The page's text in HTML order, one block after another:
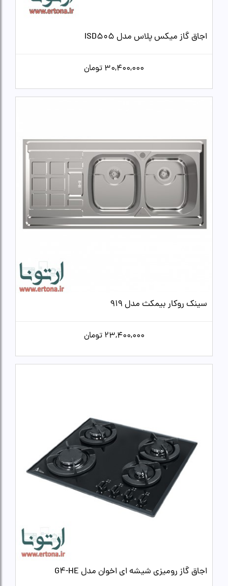
اجاق گاز میکس پلاس مدل ISD505
30,400,000 تومان
سینک روکار بیمکث مدل 919
23,400,000 تومان
اجاق گاز رومیزی شیشه ای اخوان مدل G4-HE